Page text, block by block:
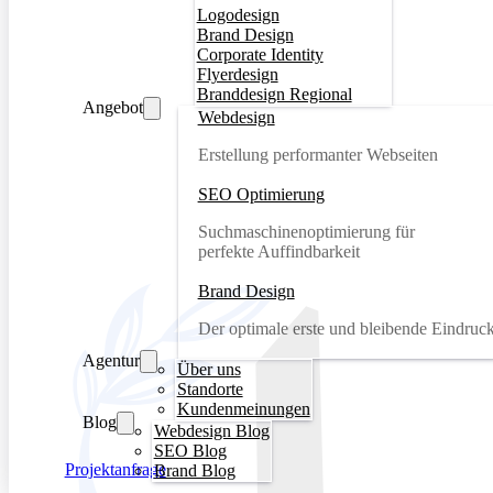
Logodesign
Brand Design
Corporate Identity
Flyerdesign
Branddesign Regional
Angebot
Webdesign
Erstellung performanter Webseiten
SEO Optimierung
Suchmaschinenoptimierung für
perfekte Auffindbarkeit
Brand Design
Der optimale erste und bleibende
Agentur
Über uns
Standorte
Kundenmeinungen
Blog
Webdesign Blog
SEO Blog
Brand Blog
Projektanfrage